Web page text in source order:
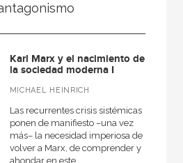
Karl Marx y el nacimiento de
la sociedad moderna I
MICHAEL HEINRICH
Las recurrentes crisis sistémicas
ponen de manifiesto –una vez
más– la necesidad imperiosa de
volver a Marx, de comprender y
ahondar en este...